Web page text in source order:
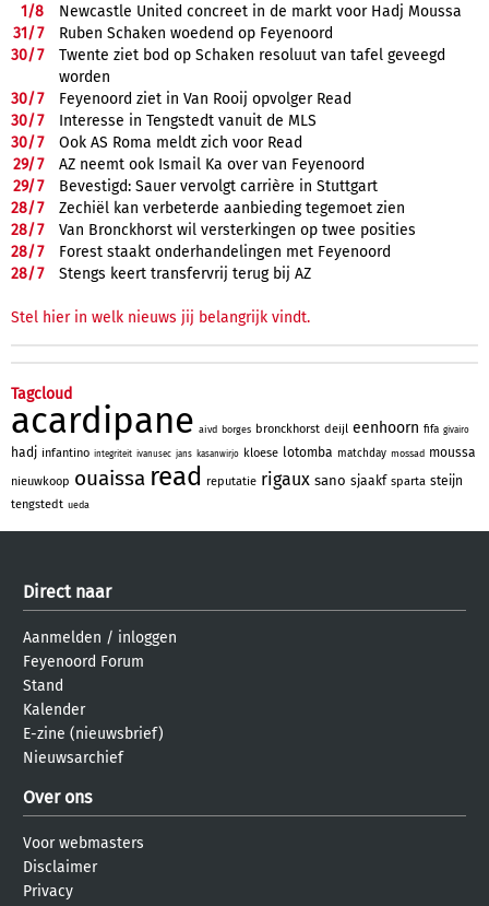
1/8
Newcastle United concreet in de markt voor Hadj Moussa
31/7
Ruben Schaken woedend op Feyenoord
30/7
Twente ziet bod op Schaken resoluut van tafel geveegd
worden
30/7
Feyenoord ziet in Van Rooij opvolger Read
30/7
Interesse in Tengstedt vanuit de MLS
30/7
Ook AS Roma meldt zich voor Read
29/7
AZ neemt ook Ismail Ka over van Feyenoord
29/7
Bevestigd: Sauer vervolgt carrière in Stuttgart
28/7
Zechiël kan verbeterde aanbieding tegemoet zien
28/7
Van Bronckhorst wil versterkingen op twee posities
28/7
Forest staakt onderhandelingen met Feyenoord
28/7 Stengs keert transfervrij terug bij AZ
Stel hier in welk nieuws jij belangrijk vindt.
Tagcloud
acardipane aivd borges bronckhorst deijl eenhoorn fifa givairo
hadj infantino integriteit ivanusec jans kasanwirjo kloese lotomba matchday mossad moussa
nieuwkoop ouaissa read reputatie rigaux sano sjaakf sparta steijn
tengstedt ueda
Direct naar
Aanmelden / inloggen
Feyenoord Forum
Stand
Kalender
E-zine (nieuwsbrief)
Nieuwsarchief
Over ons
Voor webmasters
Disclaimer
Privacy